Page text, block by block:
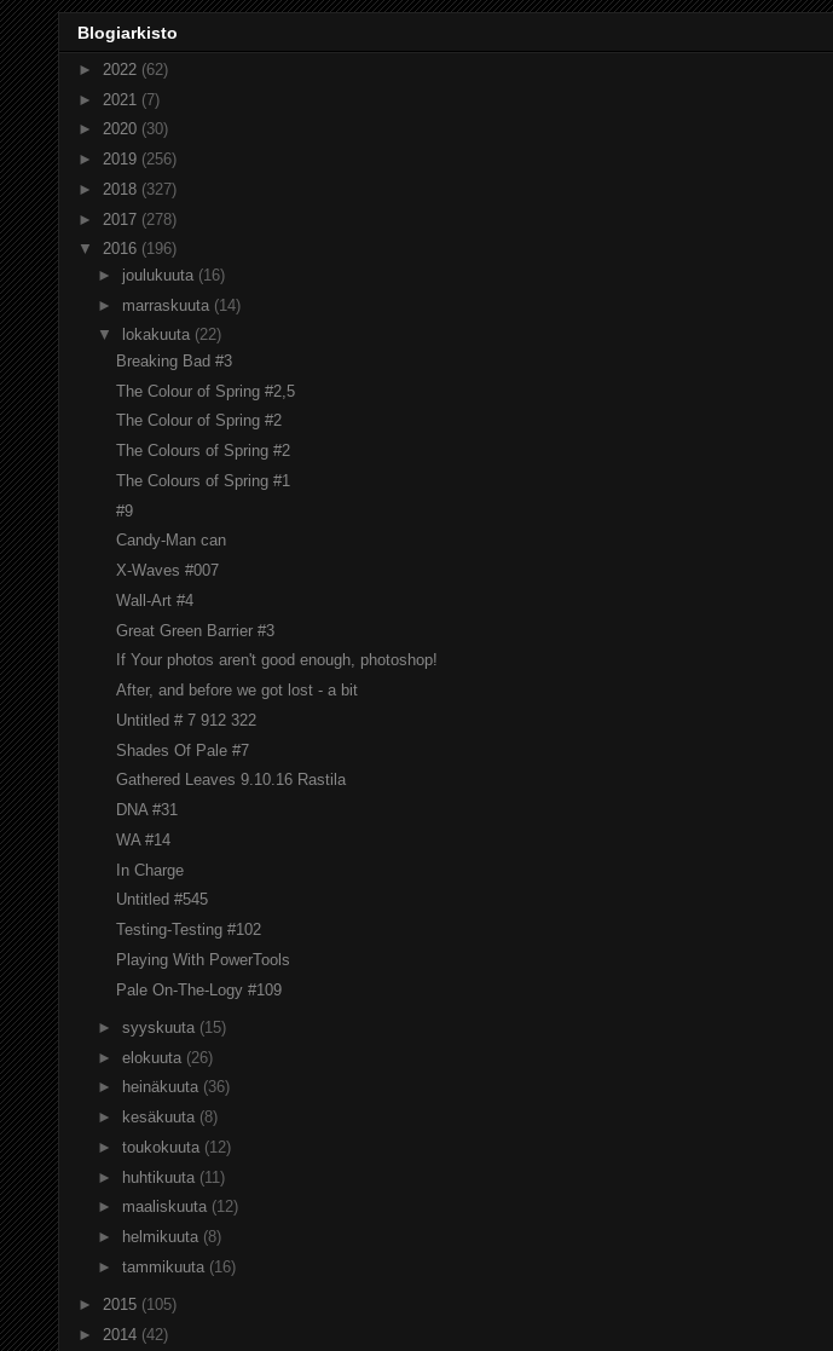
Blogiarkisto
► 2022 (62)
► 2021 (7)
► 2020 (30)
► 2019 (256)
► 2018 (327)
► 2017 (278)
▼ 2016 (196)
► joulukuuta (16)
► marraskuuta (14)
▼
lokakuuta (22)
Breaking Bad #3
The Colour of Spring #2,5
The Colour of Spring #2
The Colours of Spring #2
The Colours of Spring #1
#9
Candy-Man can
X-Waves #007
Wall-Art #4
Great Green Barrier #3
If Your photos aren't good enough, photoshop!
After, and before we got lost - a bit
Untitled # 7 912 322
Shades Of Pale #7
Gathered Leaves 9.10.16 Rastila
DNA #31
WA #14
In Charge
Untitled #545
Testing-Testing #102
Playing With PowerTools
Pale On-The-Logy #109
► syyskuuta (15)
► elokuuta (26)
►
heinäkuuta (36)
►
kesäkuuta (8)
► toukokuuta (12)
► huhtikuuta (11)
► maaliskuuta (12)
►
helmikuuta (8)
► tammikuuta (16)
► 2015 (105)
► 2014 (42)